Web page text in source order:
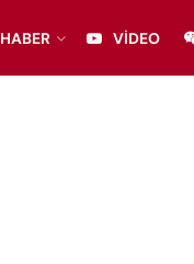
HABER VIDEO